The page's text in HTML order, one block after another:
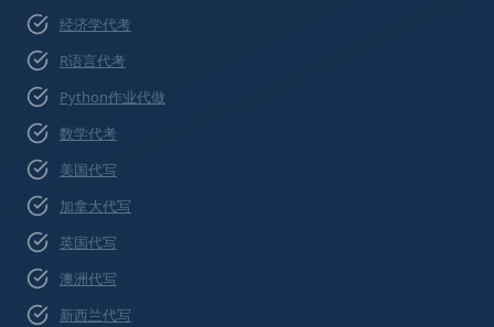
经济学代考
R语言代考
Python作业代做
数学代考
美国代写
加拿大代写
英国代写
澳洲代写
新西兰代写